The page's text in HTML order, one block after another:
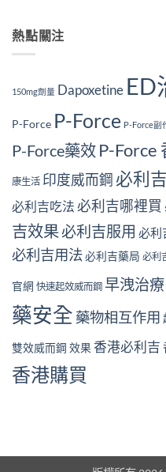
熱點關注
150mg劑量 Dapoxetine ED
P-Force P-Force P-Force副
P-Force藥效 P-Force
康生活 印度威而鋼 必利吉
必利吉吃法 必利吉哪裡買
吉效果必利吉服用 必利
必利吉用法必利吉藥局 必利
官網 快速起效威而鋼 早洩治療
藥安全 藥物相互作用
雙效威而鋼 效果 香港必利吉
香港購買